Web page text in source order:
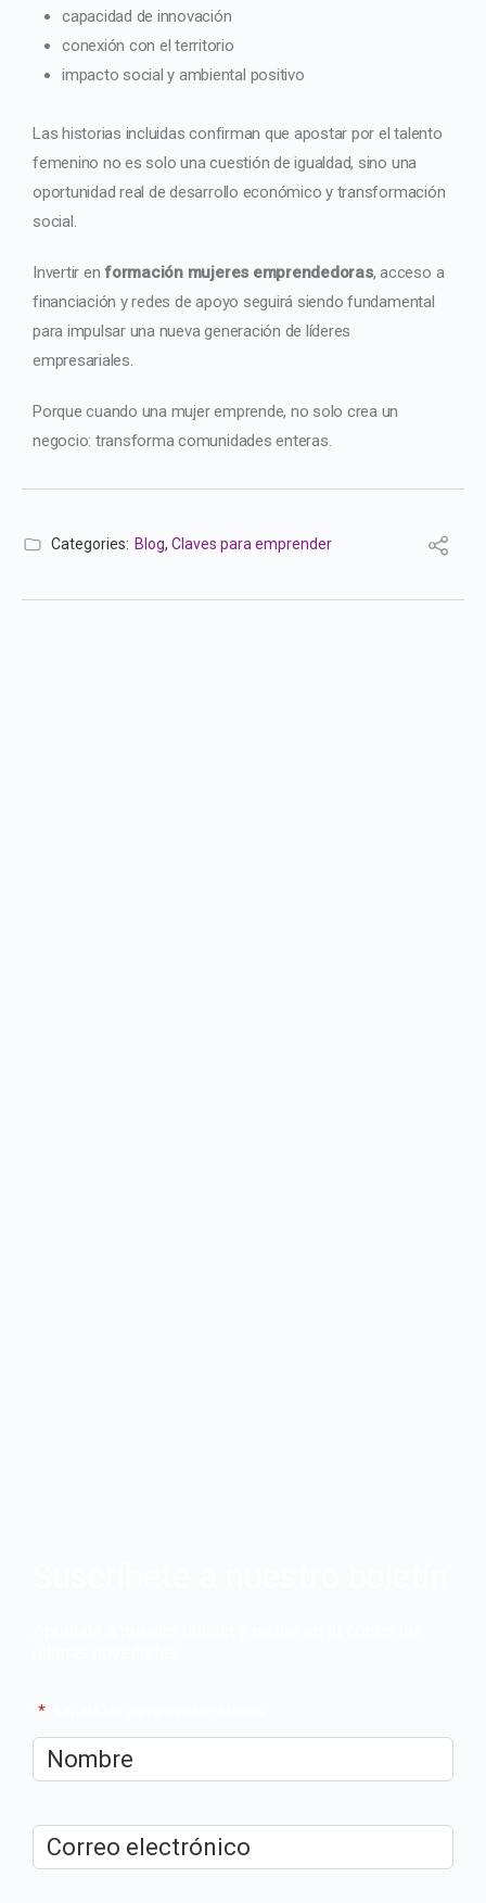
capacidad de innovación
conexión con el territorio
impacto social y ambiental positivo
Las historias incluidas confirman que apostar por el talento
femenino no es solo una cuestión de igualdad, sino una
oportunidad real de desarrollo económico y transformación
social.
Invertir enformación mujeres emprendedoras, acceso a
financiación y redes de apoyo seguirá siendo fundamental
para impulsar una nueva generación de líderes
empresariales.
Porque cuando una mujer emprende, no solo crea un
negocio: transforma comunidades enteras.
Categories: Blog, Claves para emprender
*
Nombre*
Correo
electrónico*